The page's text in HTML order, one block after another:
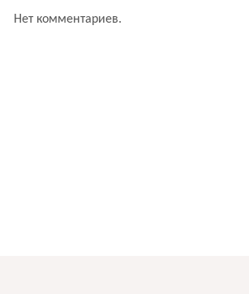
Нет комментариев.